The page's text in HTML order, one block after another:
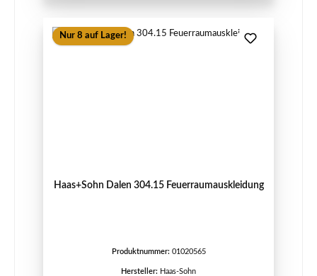
Nur 8 auf Lager!
Haas+Sohn Dalen 304.15 Feuerraumauskleidung
Produktnummer: 01020565
Hersteller: Haas-Sohn